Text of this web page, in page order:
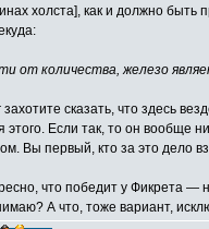
холста], как и должно быть
от количества, железо
сказать, что здесь
этого. Если так, то он вообще
Вы первый, кто за это дело
что победит у Фикрета —
А что, тоже вариант,